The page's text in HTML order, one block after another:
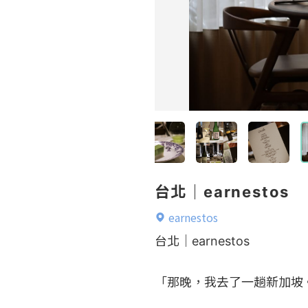
台北｜earnestos
earnestos
台北｜earnestos
「那晚，我去了一趟新加坡